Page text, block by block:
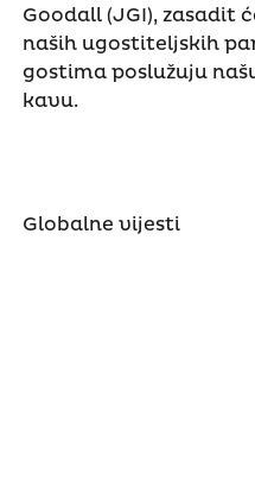
Goodall (JGI), zasadit
naših ugostiteljskih
gostima poslužuju
kavu.
Globalne vijesti